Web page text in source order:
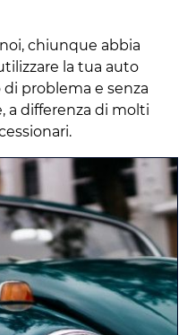
chiunque abbia
la tua auto
problema e senza
a differenza di molti